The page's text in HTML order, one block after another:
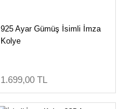
925 Ayar Gümüş İsimli İmza
Kolye
1.699,00 TL